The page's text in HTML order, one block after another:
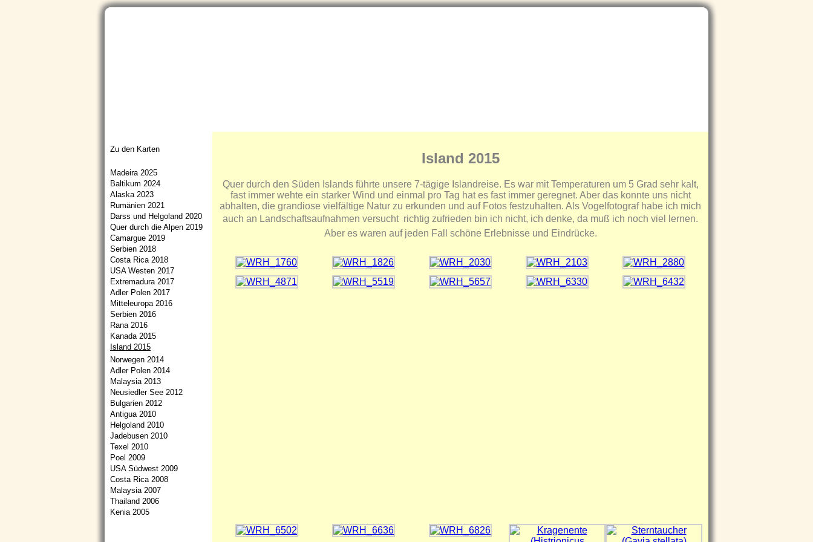
Zu den Karten
Madeira 2025
Baltikum 2024
Alaska 2023
Rumänien 2021
Darss und Helgoland 2020
Quer durch die Alpen 2019
Camargue 2019
Serbien 2018
Costa Rica 2018
USA Westen 2017
Extremadura 2017
Adler Polen 2017
Mitteleuropa 2016
Serbien 2016
Rana 2016
Kanada 2015
Island 2015
Norwegen 2014
Adler Polen 2014
Malaysia 2013
Neusiedler See 2012
Bulgarien 2012
Antigua 2010
Helgoland 2010
Jadebusen 2010
Texel 2010
Poel 2009
USA Südwest 2009
Costa Rica 2008
Malaysia 2007
Thailand 2006
Kenia 2005
Island 2015
Quer durch den Süden Islands führte unsere 7-tägige Islandreise. Es war mit Temperaturen um 5 Grad sehr kalt,
fast immer wehte ein starker Wind und einmal pro Tag hat es fast immer geregnet. Aber das konnte uns nicht
abhalten, die grandiose vielfältige Natur zu erkunden und auf Fotos festzuhalten. Als Vogelfotograf habe ich mich
auch an Landschaftsaufnahmen versucht  richtig zufrieden bin ich nicht, ich denke, da muß ich noch viel lernen.
Aber es waren auf jeden Fall schöne Erlebnisse und Eindrücke.